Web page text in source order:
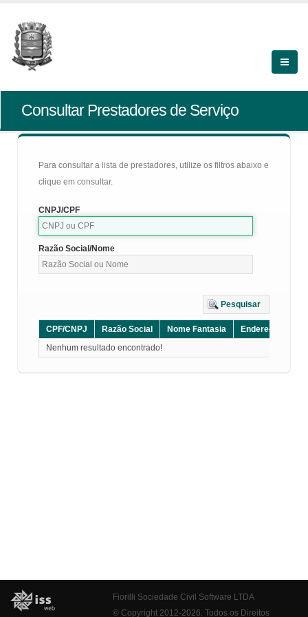
Consultar Prestadores de Serviço
Para consultar a lista de prestadores, utilize os filtros abaixo e
clique em consultar.
CNPJ/CPF
Razão Social/Nome
Pesquisar
CPF/CNPJ Razão Social Nome Fantasia Endereço
Nenhum resultado encontrado!
Fiorilli Sociedade Civil Software LTDA
© Copyright 2012-2026. Todos os Direitos